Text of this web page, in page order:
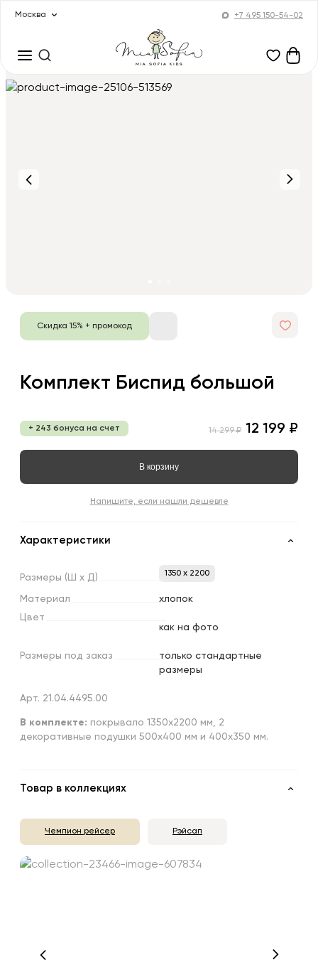
Москва +7 495 150-54-02
Скидка 15% + промокод
Комплект Биспид большой
+ 243 бонуса на счет 14 299 ₽ 12 199 ₽
В корзину
Напишите, если нашли дешевле
Характеристики
Размеры (Ш х Д) 1350 x 2200
Материал
хлопок
Цвет
как на фото
Размеры под заказ
только стандартные
размеры
Арт. 21.04.4495.00
В комплекте: покрывало 1350x2200 мм, 2
декоративные подушки 500х400 мм и 400х350 мм.
Товар в коллекциях
Чемпион рейсер Рэйсап